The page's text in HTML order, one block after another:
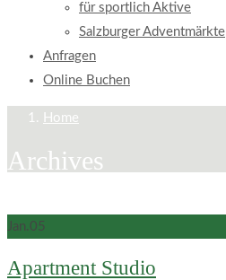
für sportlich Aktive
Salzburger Adventmärkte
Anfragen
Online Buchen
Home
Archives
Jan. 05
Apartment Studio